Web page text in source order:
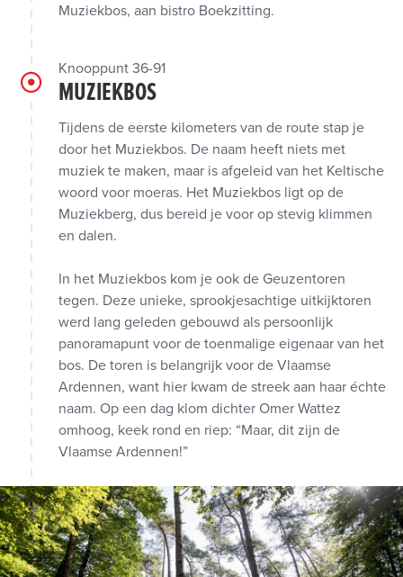
Muziekbos, aan bistro Boekzitting.
Knooppunt 36-91
MUZIEKBOS
Tijdens de eerste kilometers van de route stap je
door het Muziekbos. De naam heeft niets met
muziek te maken, maar is afgeleid van het Keltische
woord voor moeras. Het Muziekbos ligt op de
Muziekberg, dus bereid je voor op stevig klimmen
en dalen.
In het Muziekbos kom je ook de Geuzentoren
tegen. Deze unieke, sprookjesachtige uitkijktoren
werd lang geleden gebouwd als persoonlijk
panoramapunt voor de toenmalige eigenaar van het
bos. De toren is belangrijk voor de Vlaamse
Ardennen, want hier kwam de streek aan haar échte
naam. Op een dag klom dichter Omer Wattez
omhoog, keek rond en riep: “Maar, dit zijn de
Vlaamse Ardennen!”